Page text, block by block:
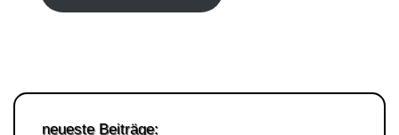
neueste Beiträge: